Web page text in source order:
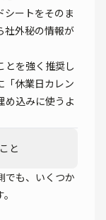
シートをそのま
社外秘の情報が
とを強く推奨し
「休業日カレン
め込みに使うよ
と
でも、いくつか